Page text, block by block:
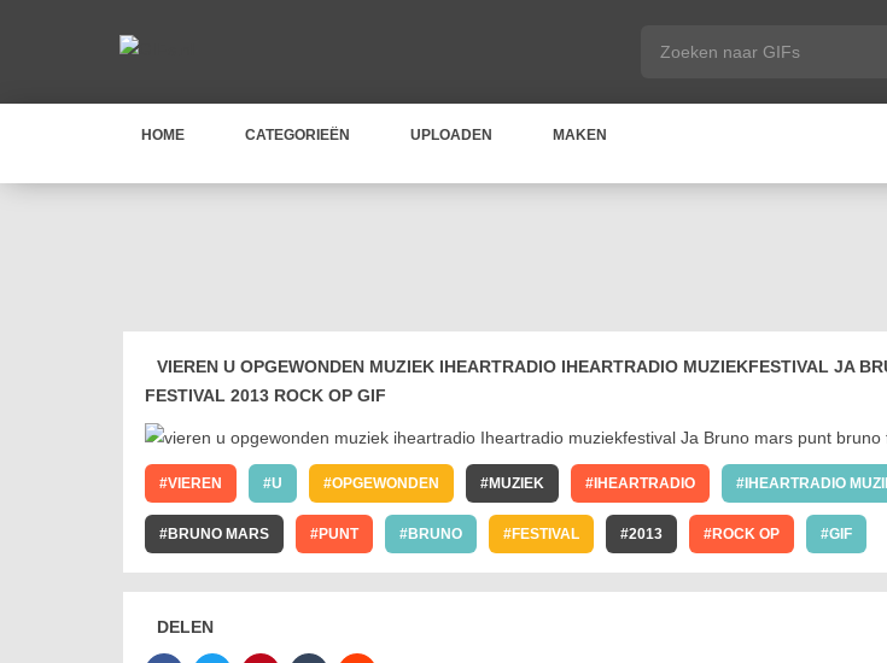
HOME CATEGORIEËN UPLOADEN MAKEN
VIEREN U OPGEWONDEN MUZIEK IHEARTRADIO IHEARTRADIO MUZIEKFESTIVAL JA
FESTIVAL 2013 ROCK OP GIF
VIEREN U OPGEWONDEN MUZIEK IHEARTRADIO IHEARTRADIO
BRUNO MARS PUNT BRUNO FESTIVAL 2013 ROCK OP GIF
DELEN